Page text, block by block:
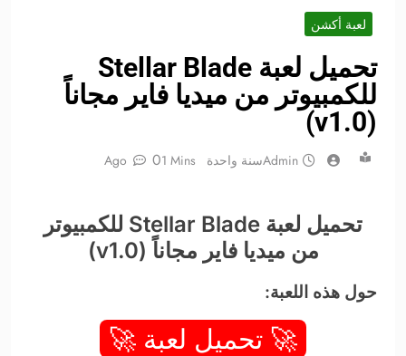
لعبة أكشن
تحميل لعبة Stellar Blade
للكمبيوتر من ميديا فاير مجاناً
(v1.0)
Adminسنة واحدة Ago 01 Mins
تحميل لعبة Stellar Blade للكمبيوتر
من ميديا فاير مجاناً (v1.0)
حول هذه اللعبة:
🚀 تحميل لعبة 🚀